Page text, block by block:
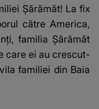
Șărămăt! La fix
către America,
familia Șărămăt
care ei au crescut-
familiei din Baia